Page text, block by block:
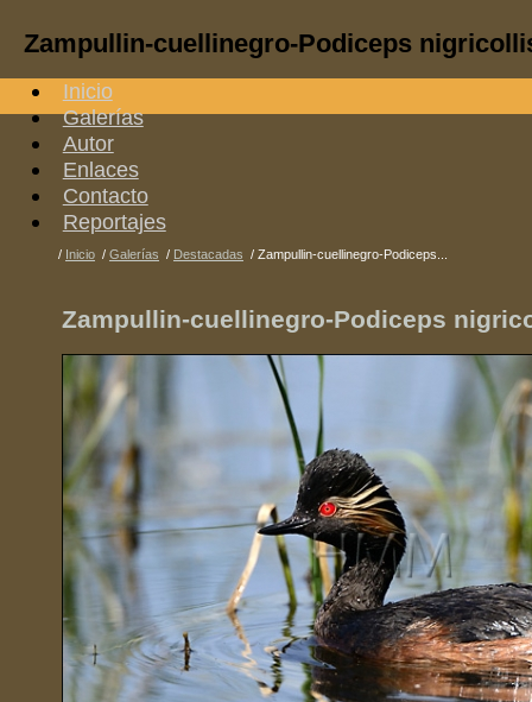
Zampullin-cuellinegro-Podiceps
Inicio
Galerías
Autor
Enlaces
Contacto
Reportajes
/ Inicio / Galerías / Destacadas / Zampullin-cuellinegro-Podiceps...
Zampullin-cuellinegro-Podiceps